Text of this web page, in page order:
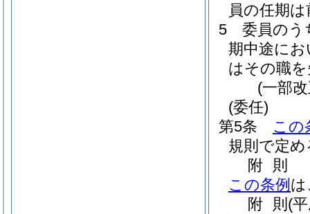
員の任期
5
委員のう
期中途に
はその職
(一部
(委任)
第5条
この
規則で定め
附 則
この条例 は
附 則 (